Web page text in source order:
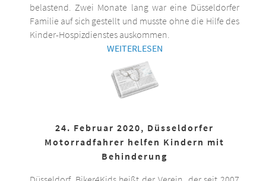
belastend. Zwei Monate lang war eine Düsseldorfer
Familie auf sich gestellt und musste ohne die Hilfe des
Kinder-Hospizdienstes auskommen.
WEITERLESEN
24. Februar 2020, Düsseldorfer
Motorradfahrer helfen Kindern mit
Behinderung